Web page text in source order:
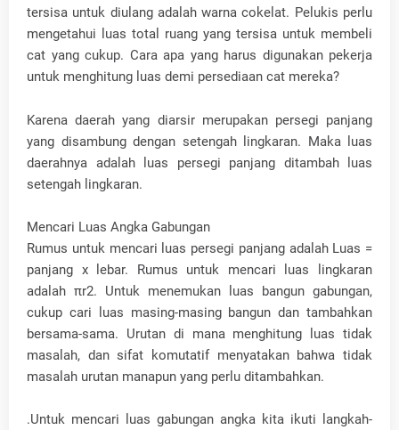
tersisa untuk diulang adalah warna cokelat. Pelukis perlu
mengetahui luas total ruang yang tersisa untuk membeli
cat yang cukup. Cara apa yang harus digunakan pekerja
untuk menghitung luas demi persediaan cat mereka?
Karena daerah yang diarsir merupakan persegi panjang
yang disambung dengan setengah lingkaran. Maka luas
daerahnya adalah luas persegi panjang ditambah luas
setengah lingkaran.
Mencari Luas Angka Gabungan
Rumus untuk mencari luas persegi panjang adalah Luas =
panjang x lebar. Rumus untuk mencari luas lingkaran
adalah πr2. Untuk menemukan luas bangun gabungan,
cukup cari luas masing-masing bangun dan tambahkan
bersama-sama. Urutan di mana menghitung luas tidak
masalah, dan sifat komutatif menyatakan bahwa tidak
masalah urutan manapun yang perlu ditambahkan.
.Untuk mencari luas gabungan angka kita ikuti langkah-